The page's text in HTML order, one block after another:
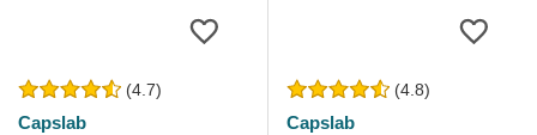
(4.7)
Capslab
(4.8)
Capslab